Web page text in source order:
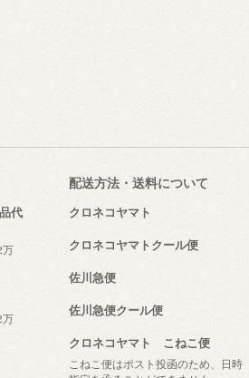
代
配送方法・送料について
クロネコヤマト
クロネコヤマトクール便
佐川急便
佐川急便クール便
クロネコヤマト こねこ便
こねこ便はポスト投函のため、日時